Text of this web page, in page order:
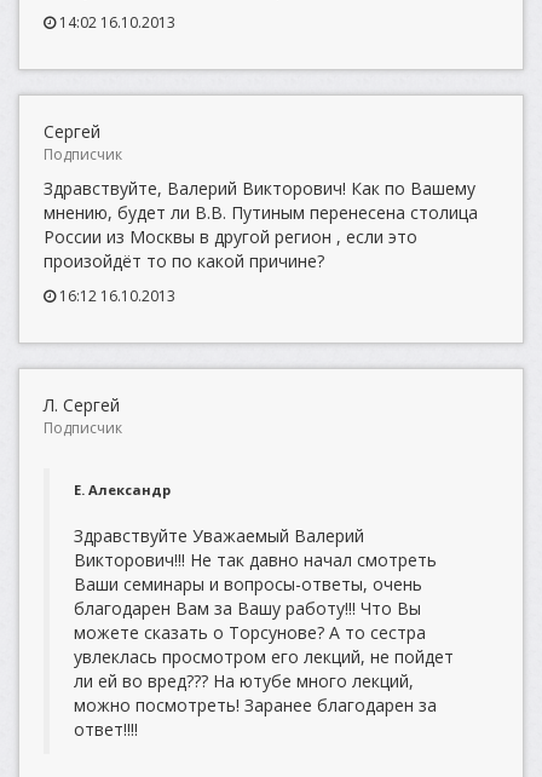
14:02 16.10.2013
Сергей
Подписчик
Здравствуйте, Валерий Викторович! Как по Вашему
мнению, будет ли В.В. Путиным перенесена столица
России из Москвы в другой регион , если это
произойдёт то по какой причине?
16:12 16.10.2013
Л. Сергей
Подписчик
Е. Александр
Здравствуйте Уважаемый Валерий
Викторович!!! Не так давно начал смотреть
Ваши семинары и вопросы-ответы, очень
благодарен Вам за Вашу работу!!! Что Вы
можете сказать о Торсунове? А то сестра
увлеклась просмотром его лекций, не пойдет
ли ей во вред??? На ютубе много лекций,
можно посмотреть! Заранее благодарен за
ответ!!!!